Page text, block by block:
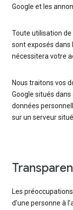
Google et les
Toute utilisation
sont exposés dans
nécessitera votre
Nous traitons vos
Google situés
données
sur un serveur
Les
d’une personne à